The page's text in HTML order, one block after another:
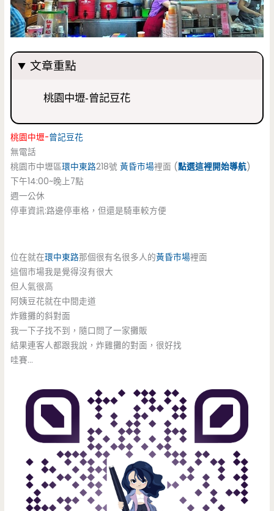
文章重點
桃園中壢-曾記豆花
桃園中壢-曾記豆花
無電話
桃園市中壢區環中東路218號黃昏市場裡面 (點選這裡開始導航)
下午14:00~晚上7點
週一公休
停車資訊:路邊停車格，但還是騎車較方便
位在就在環中東路那個很有名很多人的黃昏市場裡面
這個市場我是覺得沒有很大
但人氣很高
阿姨豆花就在中間走道
炸雞攤的斜對面
我一下子找不到，隨口問了一家攤販
結果連客人都跟我說，炸雞攤的對面，很好找
哇賽…